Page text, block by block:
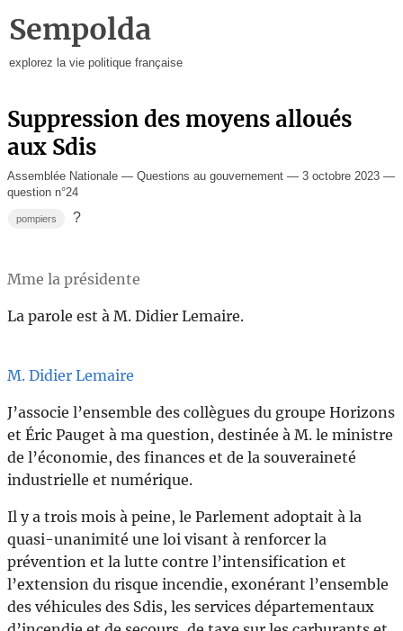
Sempolda
explorez la vie politique française
Suppression des moyens alloués
aux Sdis
Assemblée Nationale — Questions au gouvernement — 3 octobre 2023 —
question n°24
pompiers ?
Mme la présidente
La parole est à M. Didier Lemaire.
M. Didier Lemaire
J’associe l’ensemble des collègues du groupe Horizons
et Éric Pauget à ma question, destinée à M. le ministre
de l’économie, des finances et de la souveraineté
industrielle et numérique.
Il y a trois mois à peine, le Parlement adoptait à la
quasi-unanimité une loi visant à renforcer la
prévention et la lutte contre l’intensification et
l’extension du risque incendie, exonérant l’ensemble
des véhicules des Sdis, les services départementaux